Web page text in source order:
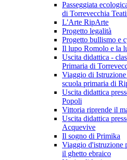
Passeggiata
di Torrevecchia
L'Arte RipArte
Progetto legalità
Progetto bullismo e
Il lupo Romolo e la
Uscita didattica -
Primaria di
Viaggio di
scuola primaria di
Uscita didattica
Popoli
Vittoria riprende il
Uscita didattica
Acquevive
Il sogno di Primika
Viaggio d'istruzione
il ghetto ebraico